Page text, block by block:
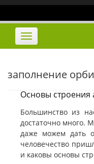
Наверх
Переключить
навигацию
заполнение
Основы строения
Большинство из
достаточно много.
даже можем дать
человечество
и каковы основы